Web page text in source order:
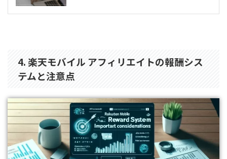
4. 楽天モバイル アフィリエイトの報酬シス
テムと注意点